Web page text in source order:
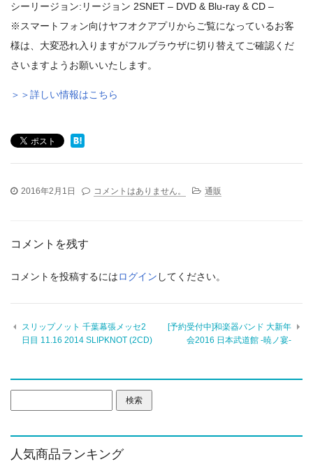
シーリージョン:リージョン 2SNET – DVD & Blu-ray & CD –
※スマートフォン向けヤフオクアプリからご覧になっているお客
様は、大変恐れ入りますがフルブラウザに切り替えてご確認くだ
さいますようお願いいたします。
＞＞詳しい情報はこちら
2016年2月1日 コメントはありません。 通販
コメントを残す
コメントを投稿するにはログイン してください。
スリップノット 千葉幕張メッセ2
日目 11.16 2014 SLIPKNOT (2CD)
[予約受付中]和楽器バンド 大新年
会2016 日本武道館 -暁ノ宴-
索:
人気商品ランキング